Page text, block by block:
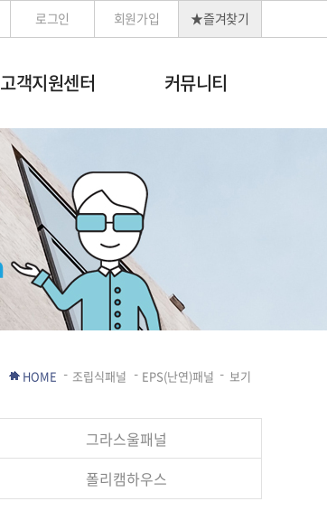
로그인 회원가입 ★즐겨찾기
고객지원센터 커뮤니티
HOME 조립식패널 EPS(난연)패널 보기
그라스울패널
폴리캠하우스